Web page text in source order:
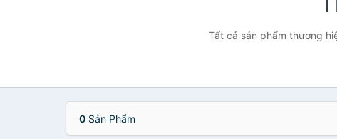
Tất cả sản phẩm thương
0 Sản Phẩm